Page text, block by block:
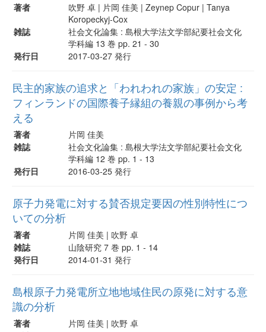
著者
吹野 卓 | 片岡 佳美 | Zeynep Copur | Tanya
Koropeckyj-Cox
雑誌
社会文化論集 : 島根大学法文学部紀要社会文化
学科編 13 巻 pp. 21 - 30
発行日
2017-03-27 発行
民主的家族の追求と「われわれの家族」の安定 :
フィンランドの国際養子縁組の養親の事例から考
える
著者
片岡 佳美
雑誌
社会文化論集 : 島根大学法文学部紀要社会文化
学科編 12 巻 pp. 1 - 13
発行日
2016-03-25 発行
原子力発電に対する賛否規定要因の性別特性につ
いての分析
著者
片岡 佳美 | 吹野 卓
雑誌
山陰研究 7 巻 pp. 1 - 14
発行日
2014-01-31 発行
島根原子力発電所立地地域住民の原発に対する意
識の分析
著者
片岡 佳美 | 吹野 卓